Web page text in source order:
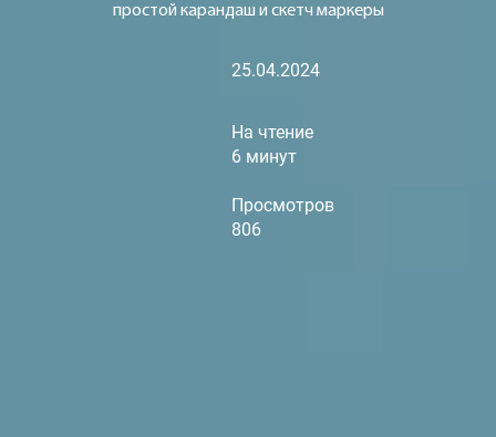
простой карандаш и скетч маркеры
25.04.2024
На чтение
6 минут
Просмотров
806